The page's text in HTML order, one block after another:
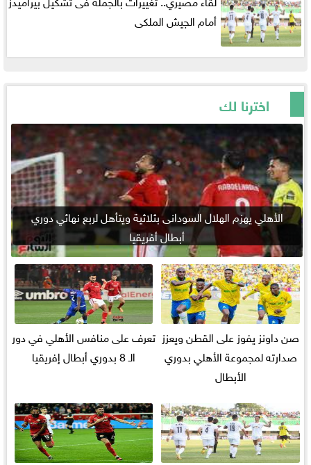
أمام الجيش الملكى
اخترنا لك
الأهلي يهزم الهلال السودانى بثلاثية ويتأهل لربع نهائي دوري
أبطال أفريقيا
صن داونز يفوز على القطن ويعزز
صدارته لمجموعة الأهلي بدوري
الأبطال
تعرف على منافس الأهلي في دور
الـ 8 بدوري أبطال إفريقيا